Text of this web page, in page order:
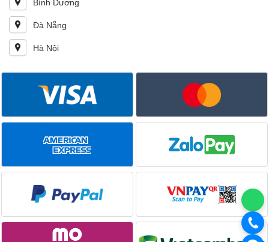
Bình Dương
Đà Nẵng
Hà Nội